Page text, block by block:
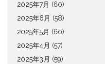
2025年7月 (60)
2025年6月 (58)
2025年5月 (60)
2025年4月 (57)
2025年3月 (59)